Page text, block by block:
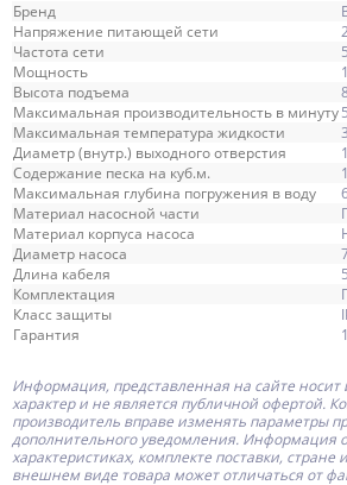
Бренд
Напряжение питающей сети
Частота сети
Мощность
Высота подъема
Максимальная производительность в минуту
Максимальная температура жидкости
Диаметр (внутр.) выходного отверстия
Содержание песка на куб.м.
Максимальная глубина погружения в воду
Материал насосной части
Материал корпуса насоса
Диаметр насоса
Длина кабеля
Комплектация
Класс защиты
Гарантия
Информация, представленная на сайте
характер и не является публичной офертой.
производитель вправе изменять параметры
дополнительного уведомления. Информация
характеристиках, комплекте поставки, стране
внешнем виде товара может отличаться от